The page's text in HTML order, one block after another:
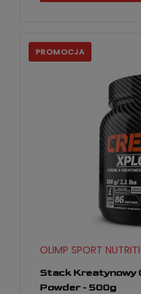
Stack Kreatynowy
Powder - 500g
OLIMP SPORT
PROMOCJA